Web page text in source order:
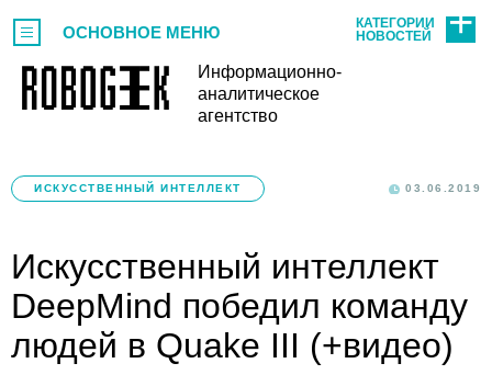
Информационно-
аналитическое
агентство
ОСНОВНОЕ МЕНЮ
КАТЕГОРИИ
НОВОСТЕЙ
ИСКУССТВЕННЫЙ ИНТЕЛЛЕКТ 03.06.2019
Искусственный интеллект
DeepMind победил команду
людей в Quake III (+видео)